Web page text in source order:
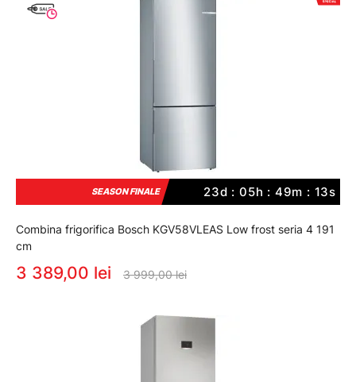
SEASON FINALE 23d : 05h : 49m : 12s
Combina frigorifica Bosch KGV58VLEAS Low frost seria 4 191
cm
3 389,00 lei 3 999,00 lei